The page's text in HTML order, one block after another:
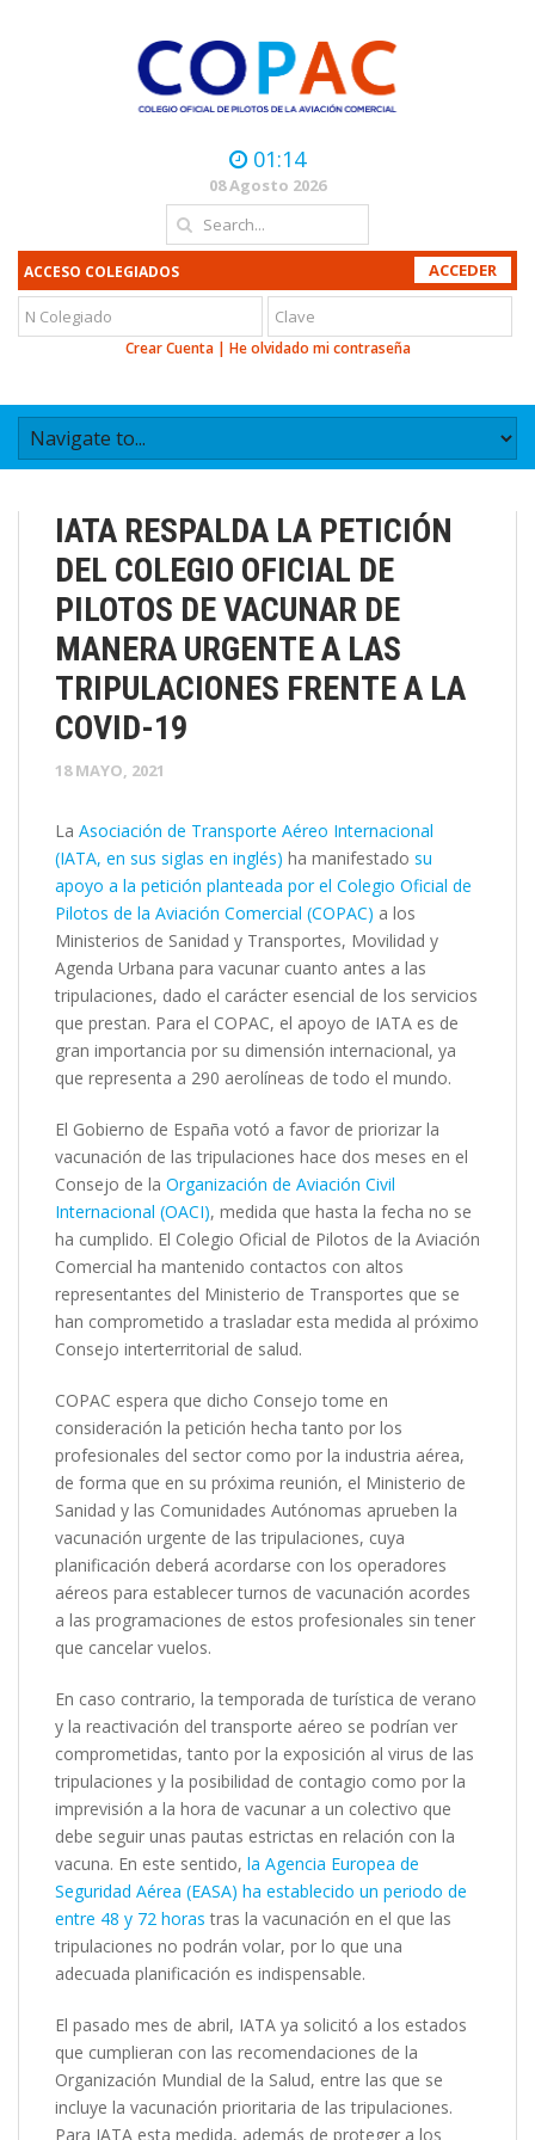
01:14
08 Agosto 2026
ACCESO COLEGIADOS
Crear Cuenta| He olvidado mi contraseña
IATA RESPALDA LA PETICIÓN
DEL COLEGIO OFICIAL DE
PILOTOS DE VACUNAR DE
MANERA URGENTE A LAS
TRIPULACIONES FRENTE A LA
COVID-19
18 MAYO, 2021
La Asociación de Transporte Aéreo Internacional
(IATA, en sus siglas en inglés) ha manifestado su
apoyo a la petición planteada por el Colegio Oficial de
Pilotos de la Aviación Comercial (COPAC) a los
Ministerios de Sanidad y Transportes, Movilidad y
Agenda Urbana para vacunar cuanto antes a las
tripulaciones, dado el carácter esencial de los servicios
que prestan. Para el COPAC, el apoyo de IATA es de
gran importancia por su dimensión internacional, ya
que representa a 290 aerolíneas de todo el mundo.
El Gobierno de España votó a favor de priorizar la
vacunación de las tripulaciones hace dos meses en el
Consejo de la Organización de Aviación Civil
Internacional (OACI), medida que hasta la fecha no se
ha cumplido. El Colegio Oficial de Pilotos de la Aviación
Comercial ha mantenido contactos con altos
representantes del Ministerio de Transportes que se
han comprometido a trasladar esta medida al próximo
Consejo interterritorial de salud.
COPAC espera que dicho Consejo tome en
consideración la petición hecha tanto por los
profesionales del sector como por la industria aérea,
de forma que en su próxima reunión, el Ministerio de
Sanidad y las Comunidades Autónomas aprueben la
vacunación urgente de las tripulaciones, cuya
planificación deberá acordarse con los operadores
aéreos para establecer turnos de vacunación acordes
a las programaciones de estos profesionales sin tener
que cancelar vuelos.
En caso contrario, la temporada de turística de verano
y la reactivación del transporte aéreo se podrían ver
comprometidas, tanto por la exposición al virus de las
tripulaciones y la posibilidad de contagio como por la
imprevisión a la hora de vacunar a un colectivo que
debe seguir unas pautas estrictas en relación con la
vacuna. En este sentido, la Agencia Europea de
Seguridad Aérea (EASA) ha establecido un periodo de
entre 48 y 72 horas tras la vacunación en el que las
tripulaciones no podrán volar, por lo que una
adecuada planificación es indispensable.
El pasado mes de abril, IATA ya solicitó a los estados
que cumplieran con las recomendaciones de la
Organización Mundial de la Salud, entre las que se
incluye la vacunación prioritaria de las tripulaciones.
Para IATA esta medida, además de proteger a los